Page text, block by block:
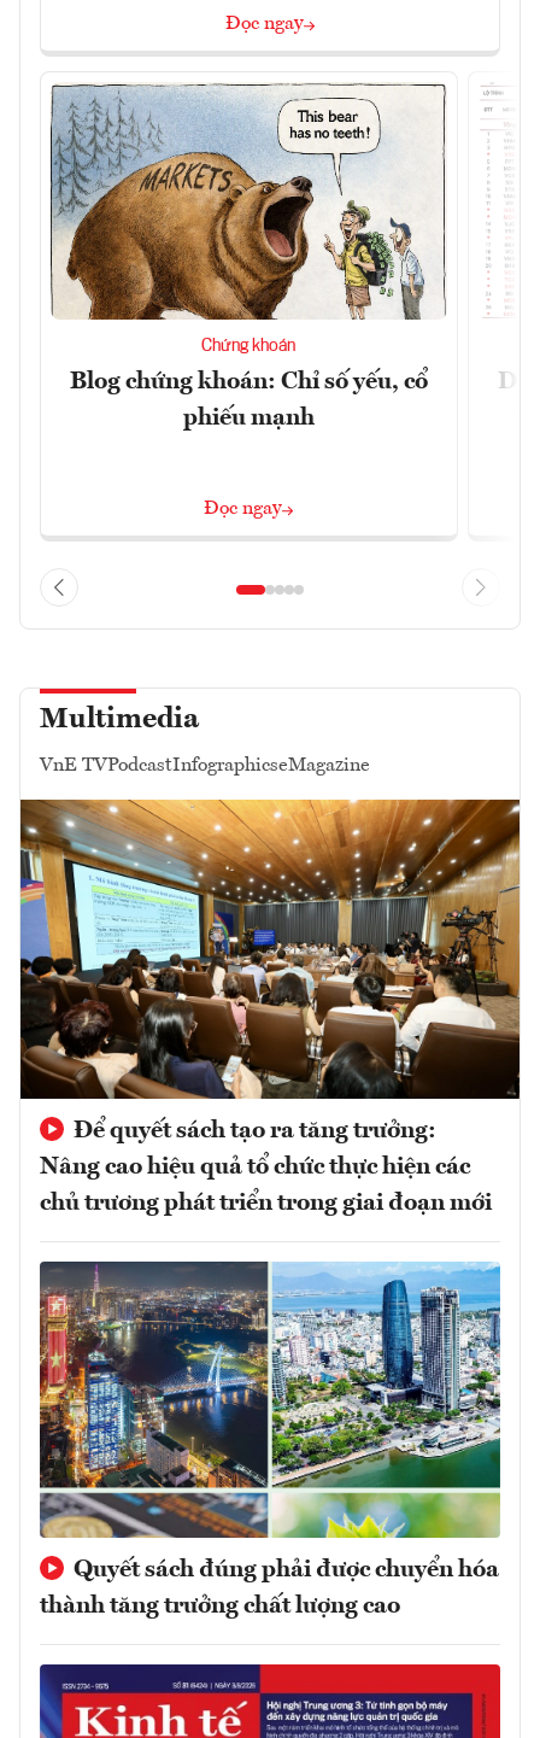
Đọc ngay
Chứng khoán
Blog chứng khoán: Chỉ số yếu, cổ
phiếu mạnh
Đọc ngay
Dự
Multimedia
VnE TVPodcastInfographicseMagazine
Để quyết sách tạo ra tăng trưởng:
Nâng cao hiệu quả tổ chức thực hiện các
chủ trương phát triển trong giai đoạn mới
Quyết sách đúng phải được chuyển hóa
thành tăng trưởng chất lượng cao